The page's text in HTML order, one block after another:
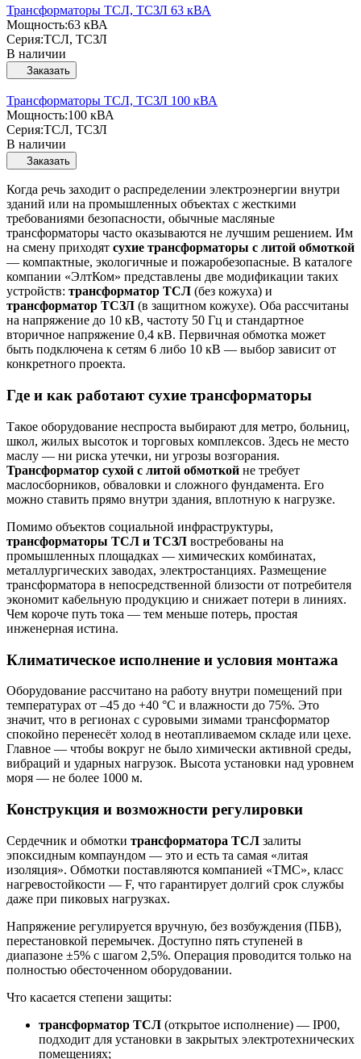
Трансформаторы ТСЛ, ТСЗЛ 63 кВА
Мощность:63 кВА
Серия:ТСЛ, ТСЗЛ
В наличии
Заказать
Трансформаторы ТСЛ, ТСЗЛ 100 кВА
Мощность:100 кВА
Серия:ТСЛ, ТСЗЛ
В наличии
Заказать
Когда речь заходит о распределении электроэнергии внутри
зданий или на промышленных объектах с жесткими
требованиями безопасности, обычные масляные
трансформаторы часто оказываются не лучшим решением. Им
на смену приходят сухие трансформаторы с литой обмоткой
— компактные, экологичные и пожаробезопасные. В каталоге
компании «ЭлтКом» представлены две модификации таких
устройств: трансформатор ТСЛ (без кожуха) и
трансформатор ТСЗЛ (в защитном кожухе). Оба рассчитаны
на напряжение до 10 кВ, частоту 50 Гц и стандартное
вторичное напряжение 0,4 кВ. Первичная обмотка может
быть подключена к сетям 6 либо 10 кВ — выбор зависит от
конкретного проекта.
Где и как работают сухие трансформаторы
Такое оборудование неспроста выбирают для метро, больниц,
школ, жилых высоток и торговых комплексов. Здесь не место
маслу — ни риска утечки, ни угрозы возгорания.
Трансформатор сухой с литой обмоткой не требует
маслосборников, обваловки и сложного фундамента. Его
можно ставить прямо внутри здания, вплотную к нагрузке.
Помимо объектов социальной инфраструктуры,
трансформаторы ТСЛ и ТСЗЛ востребованы на
промышленных площадках — химических комбинатах,
металлургических заводах, электростанциях. Размещение
трансформатора в непосредственной близости от потребителя
экономит кабельную продукцию и снижает потери в линиях.
Чем короче путь тока — тем меньше потерь, простая
инженерная истина.
Климатическое исполнение и условия монтажа
Оборудование рассчитано на работу внутри помещений при
температурах от –45 до +40 °С и влажности до 75%. Это
значит, что в регионах с суровыми зимами трансформатор
спокойно перенесёт холод в неотапливаемом складе или цехе.
Главное — чтобы вокруг не было химически активной среды,
вибраций и ударных нагрузок. Высота установки над уровнем
моря — не более 1000 м.
Конструкция и возможности регулировки
Сердечник и обмотки трансформатора ТСЛ залиты
эпоксидным компаундом — это и есть та самая «литая
изоляция». Обмотки поставляются компанией «ТМС», класс
нагревостойкости — F, что гарантирует долгий срок службы
даже при пиковых нагрузках.
Напряжение регулируется вручную, без возбуждения (ПБВ),
перестановкой перемычек. Доступно пять ступеней в
диапазоне ±5% с шагом 2,5%. Операция проводится только на
полностью обесточенном оборудовании.
Что касается степени защиты:
трансформатор ТСЛ (открытое исполнение) — IP00,
подходит для установки в закрытых электротехнических
помещениях;